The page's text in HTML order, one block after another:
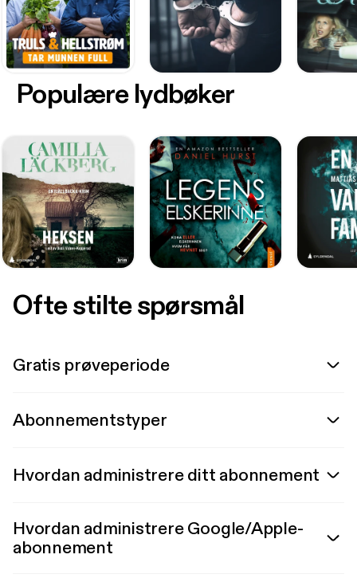
Populære lydbøker
Ofte stilte spørsmål
Gratis prøveperiode
Abonnementstyper
Hvordan administrere ditt abonnement
Hvordan administrere Google/Apple-
abonnement